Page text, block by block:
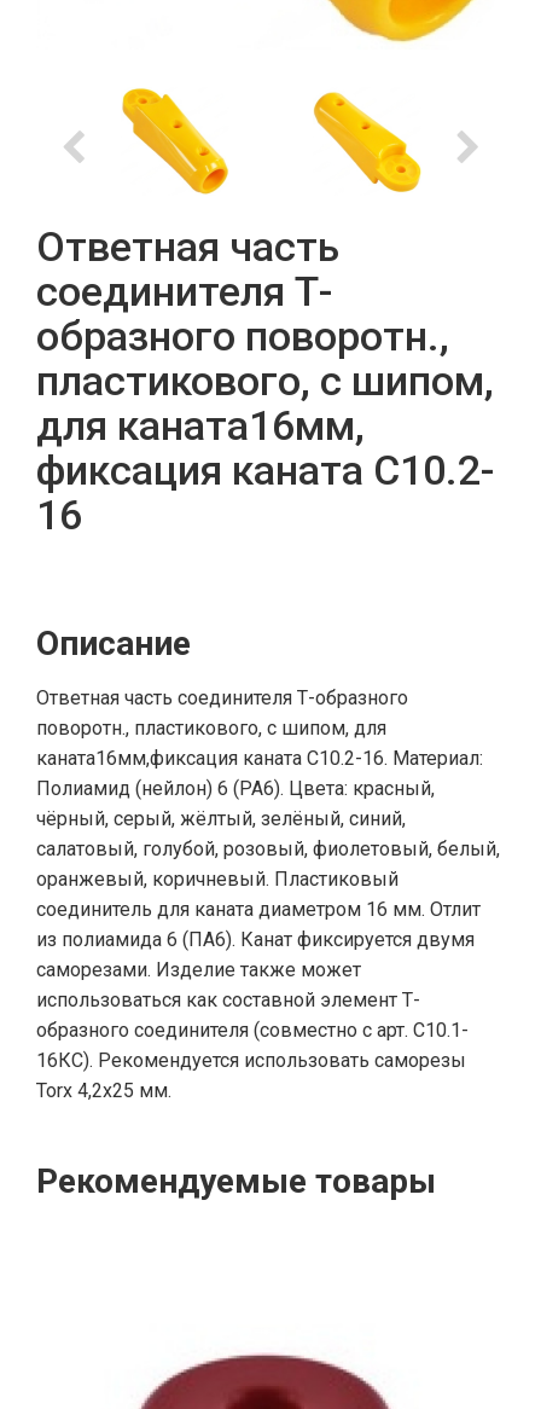
Ответная часть
соединителя Т-
образного поворотн.,
пластикового, с шипом,
для каната16мм,
фиксация каната С10.2-
16
Описание
Ответная часть соединителя Т-образного
поворотн., пластикового, с шипом, для
каната16мм,фиксация каната С10.2-16. Материал:
Полиамид (нейлон) 6 (PA6). Цвета: красный,
чёрный, серый, жёлтый, зелёный, синий,
салатовый, голубой, розовый, фиолетовый, белый,
оранжевый, коричневый. Пластиковый
соединитель для каната диаметром 16 мм. Отлит
из полиамида 6 (ПА6). Канат фиксируется двумя
саморезами. Изделие также может
использоваться как составной элемент Т-
образного соединителя (совместно с арт. С10.1-
16КС). Рекомендуется использовать саморезы
Torx 4,2x25 мм.
Рекомендуемые товары